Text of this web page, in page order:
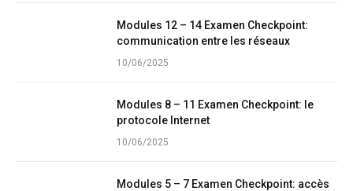
Modules 12 – 14 Examen Checkpoint:
communication entre les réseaux
10/06/2025
Modules 8 – 11 Examen Checkpoint: le
protocole Internet
10/06/2025
Modules 5 – 7 Examen Checkpoint: accès